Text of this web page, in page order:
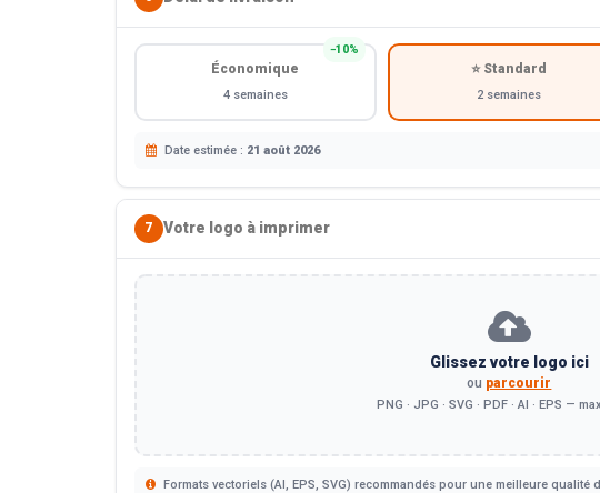
−10%
Économique
4 semaines
⭐ Standard
2 semaines
Date estimée : 21 août 2026
7 Votre logo à imprimer
Glissez votre logo ici
ou parcourir
PNG · JPG · SVG · PDF · AI · EPS —
Formats vectoriels (AI, EPS, SVG) recommandés pour une meilleure